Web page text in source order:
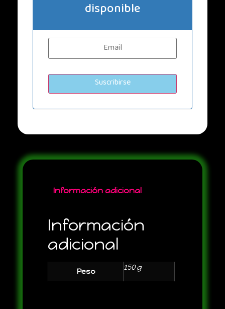
disponible
Información adicional
Información
adicional
Peso 150 g